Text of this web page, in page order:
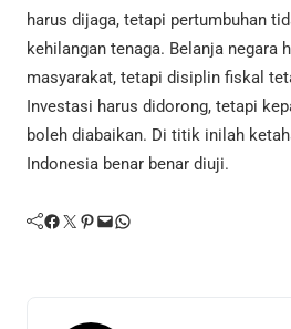
harus dijaga, tetapi pertumbuhan
kehilangan tenaga. Belanja negara
masyarakat, tetapi disiplin fiskal
Investasi harus didorong, tetapi
boleh diabaikan. Di titik inilah
Indonesia benar benar diuji.
Facebook Twitter Pinterest Mail WhatsApp